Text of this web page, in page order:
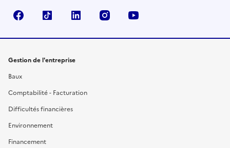
FacebookTikTok Linkedin Instagram
Gestion de l'entreprise
Baux
Comptabilité - Facturation
Difficultés financières
Environnement
Financement